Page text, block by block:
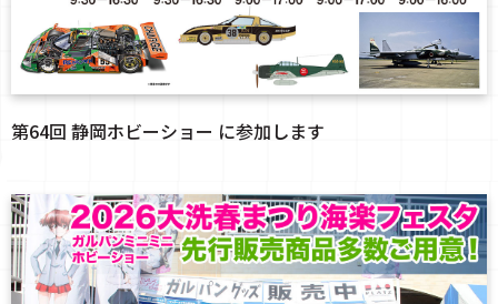
第64回 静岡ホビーショー に参加します